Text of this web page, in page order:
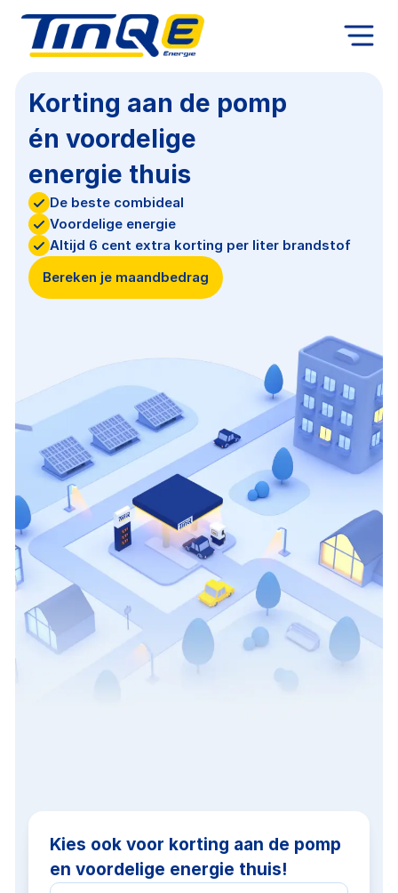
Korting aan de pomp
én voordelige
energie thuis
De beste combideal
Voordelige energie
Altijd 6 cent extra korting per liter brandstof
Bereken je maandbedrag
Kies ook voor korting aan de pomp
en voordelige energie thuis!